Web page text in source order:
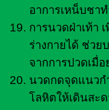
อาการเหน็บชา
การนวดฝ่าเท้า
ร่างกายได้ ช่วย
จากการปวดเมื่อ
นวดกดจุดแนวก
โลหิตให้เดินสะ